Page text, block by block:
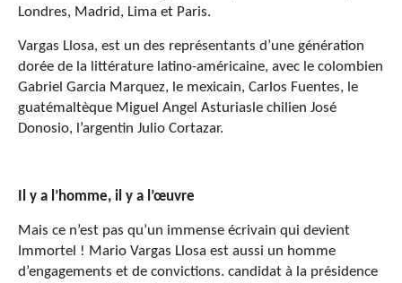
Londres, Madrid, Lima et Paris.
Vargas Llosa, est un des représentants d’une génération
dorée de la littérature latino-américaine, avec le colombien
Gabriel Garcia Marquez, le mexicain, Carlos Fuentes, le
guatémaltèque Miguel Angel Asturiasle chilien José
Donosio, l’argentin Julio Cortazar.
Il y a l’homme, il y a l’œuvre
Mais ce n’est pas qu’un immense écrivain qui devient
Immortel ! Mario Vargas Llosa est aussi un homme
d’engagements et de convictions. candidat à la présidence